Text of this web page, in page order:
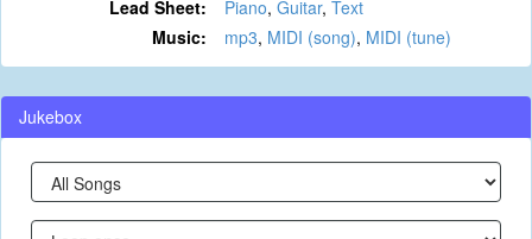
Lead Sheet: Piano, Guitar, Text
Music:
mp3, MIDI (song), MIDI (tune)
Jukebox